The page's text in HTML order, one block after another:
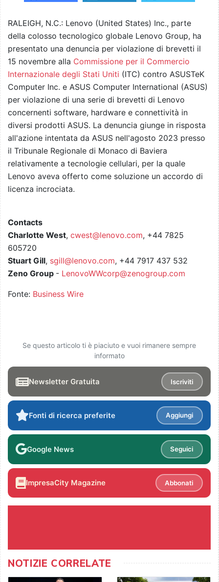
RALEIGH, N.C.: Lenovo (United States) Inc., parte
della colosso tecnologico globale Lenovo Group, ha
presentato una denuncia per violazione di brevetti il
15 novembre alla Commissione per il Commercio
Internazionale degli Stati Uniti (ITC) contro ASUSTeK
Computer Inc. e ASUS Computer International (ASUS)
per violazione di una serie di brevetti di Lenovo
concernenti software, hardware e connettività in
diversi prodotti ASUS. La denuncia giunge in risposta
all'azione intentata da ASUS nell'agosto 2023 presso
il Tribunale Regionale di Monaco di Baviera
relativamente a tecnologie cellulari, per la quale
Lenovo aveva offerto come soluzione un accordo di
licenza incrociata.
Contacts
Charlotte West, cwest@lenovo.com, +44 7825
605720
Stuart Gill, sgill@lenovo.com, +44 7917 437 532
Zeno Group - LenovoWWcorp@zenogroup.com
Fonte: Business Wire
Se questo articolo ti è piaciuto e vuoi rimanere sempre
informato
Newsletter Gratuita Iscriviti
Fonti di ricerca preferite Aggiungi
Google News Seguici
ImpresaCity Magazine Abbonati
NOTIZIE CORRELATE